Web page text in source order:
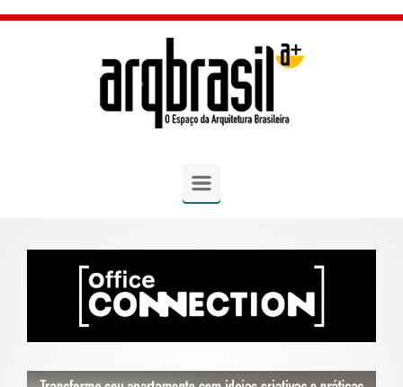
Skip to main content